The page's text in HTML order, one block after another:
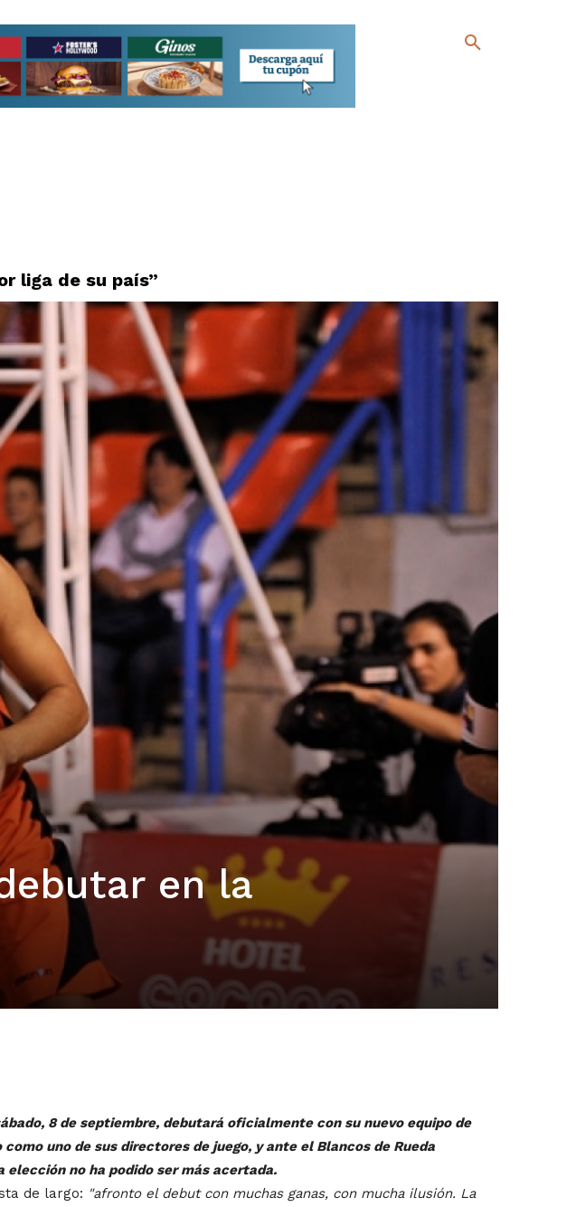
liga de su país”
en la
8 de septiembre, debutará oficialmente con su nuevo equipo de
uno de sus directores de juego, y ante el Blancos de Rueda
no ha podido ser más acertada.
de largo: "afronto el debut con muchas ganas, con mucha ilusión. La